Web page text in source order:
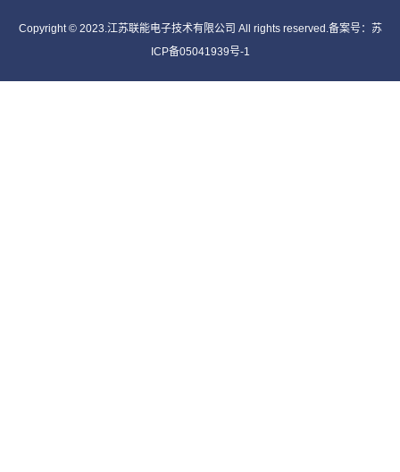
Copyright © 2023.江苏联能电子技术有限公司 All rights reserved.备案号：
苏
ICP备05041939号-1